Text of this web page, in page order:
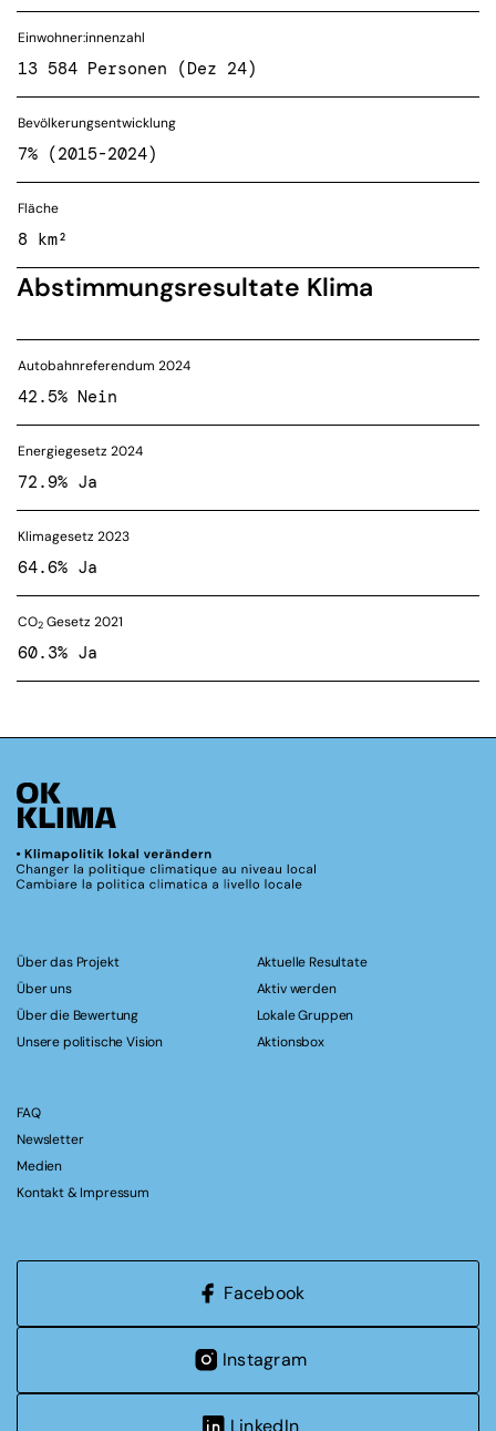
Einwohner:innenzahl
13 584 Personen (Dez 24)
Bevölkerungsentwicklung
7% (2015-2024)
Fläche
8 km²
Abstimmungsresultate Klima
Autobahnreferendum 2024
42.5% Nein
Energiegesetz 2024
72.9% Ja
Klimagesetz 2023
64.6% Ja
CO2 Gesetz 2021
60.3% Ja
Über das Projekt
Über uns
Über die Bewertung
Unsere politische Vision
Aktuelle Resultate
Aktiv werden
Lokale Gruppen
Aktionsbox
FAQ
Newsletter
Medien
Kontakt & Impressum
Facebook
Instagram
LinkedIn